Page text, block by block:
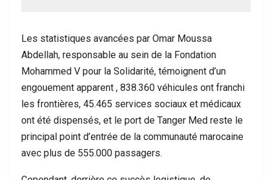
Les statistiques avancées par Omar Moussa
Abdellah, responsable au sein de la Fondation
Mohammed V pour la Solidarité, témoignent d’un
engouement apparent , 838.360 véhicules ont franchi
les frontières, 45.465 services sociaux et médicaux
ont été dispensés, et le port de Tanger Med reste le
principal point d’entrée de la communauté marocaine
avec plus de 555.000 passagers.